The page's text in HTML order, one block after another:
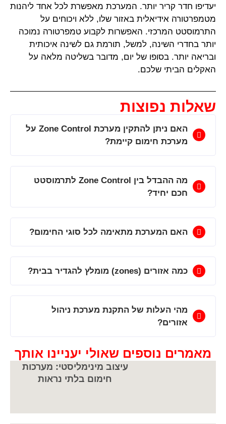
יעדיפו חדר קריר יותר. המערכת מאפשרת לכל אחד ליהנות
מטמפרטורה אידיאלית באזור שלו, ללא ויכוחים על
התרמוסטט המרכזי. האפשרות לקבוע טמפרטורה נמוכה
יותר בחדרי השינה, למשל, תורמת גם לשינה איכותית
ובריאה יותר. בסופו של יום, מדובר בשליטה מלאה על
האקלים הביתי שלכם.
שאלות נפוצות
האם ניתן להתקין מערכת Zone Control על
מערכת חימום קיימת?
מה ההבדל בין Zone Control לתרמוסטט
חכם יחיד?
האם המערכת מתאימה לכל סוגי החימום?
כמה אזורים (zones) מומלץ להגדיר בבית?
מהי העלות של התקנת מערכת ניהול
אזורים?
מאמרים נוספים שאולי יעניינו אותך
עיצוב מינימליסטי: מערכות
חימום בלתי נראות